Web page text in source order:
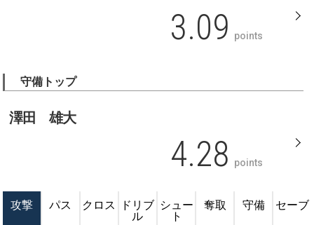
3.09 points
守備トップ
澤田 雄大
4.28 points
攻撃 パス クロス
ドリブ
ル
シュー
ト
奪取 守備 セーブ